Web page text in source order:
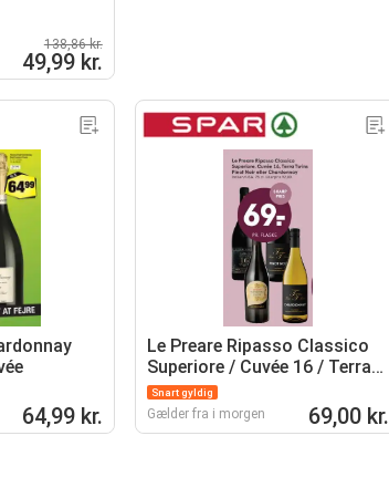
138,86 kr.
49,99 kr.
64,99 kr.
Le Preare Ripasso Classico
Superiore / Cuvée 16 / Terra
Twins Pinot Noir eller
Chardonnay
Snart gyldig
Gælder fra i morgen 69,00 kr.